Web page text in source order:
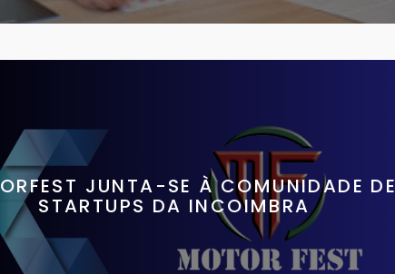
JUNTA-SE À COMUNIDADE DE
STARTUPS DA INCOIMBRA